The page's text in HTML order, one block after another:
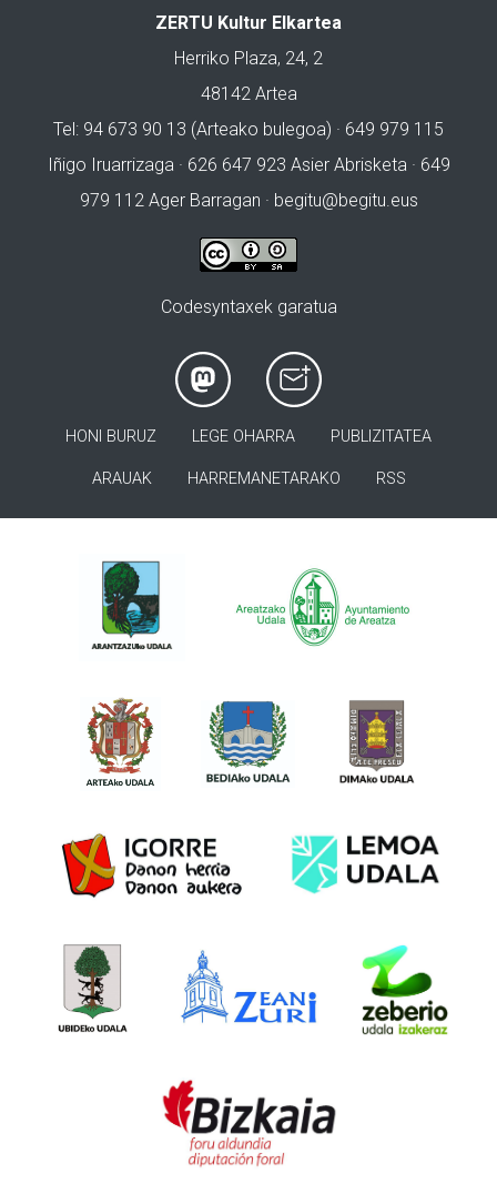
ZERTU Kultur Elkartea
Herriko Plaza, 24, 2
48142 Artea
Tel: 94 673 90 13 (Arteako bulegoa) · 649 979 115
Iñigo Iruarrizaga · 626 647 923 Asier Abrisketa · 649
979 112 Ager Barragan · begitu@begitu.eus
Codesyntaxek garatua
HONI BURUZ LEGE OHARRA PUBLIZITATEA
ARAUAK HARREMANETARAKO RSS